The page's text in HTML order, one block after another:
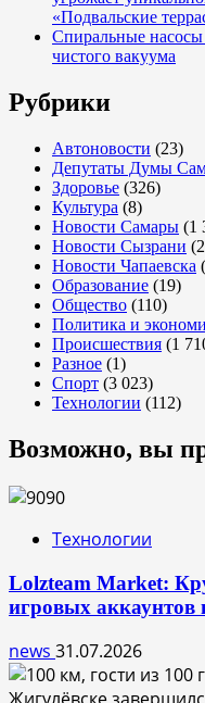
«Подвальские
Спиральные насосы
чистого вакуума
Рубрики
Автоновости (23)
Депутаты Думы
Здоровье (326)
Культура (8)
Новости Самары (1
Новости Сызрани
Новости Чапаевска
Образование (19)
Общество (110)
Политика и
Происшествия (1
Разное (1)
Спорт (3 023)
Технологии (112)
Возможно, вы
Технологии
Lolzteam Market:
игровых
news 31.07.2026